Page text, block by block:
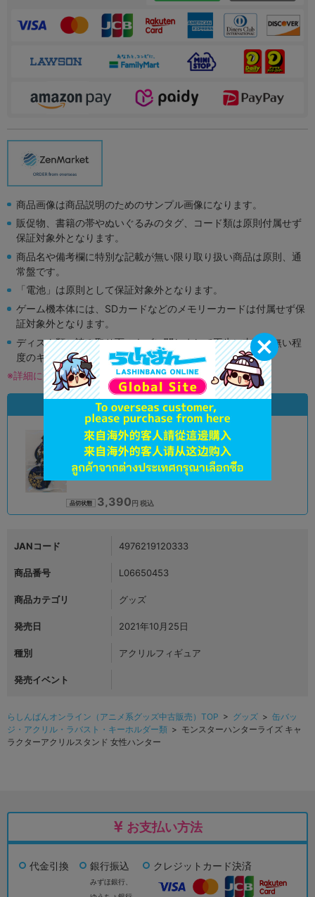
商品画像は商品説明のためのサンプル画像になります。
販促物、書籍の帯やぬいぐるみのタグ、コード類は原則付属せず
保証対象外となります。
商品名や備考欄に特別な記載が無い限り取り扱い商品は原則、通
常盤です。
「電池」は原則として保証対象外となります。
ゲーム機本体には、SDカードなどのメモリーカードは付属せず保
証対象外となります。
ディスク類の読み取り面のキズに関しまして再生に支障が無い程
度のキズがある場合がございます。
※詳細につきましてはコチラ
状態違いの同一商品
状態 :A
オンライン
品切状態 3,390円 税込
JANコード 4976219120333
商品番号 L06650453
商品カテゴリ グッズ
発売日 2021年10月25日
種別 アクリルフィギュア
発売イベント
らしんばんオンライン（アニメ系グッズ中古販売）TOP > グッズ > 缶バッ
ジ・アクリル・ラバスト・キーホルダー類 > モンスターハンターライズ キャ
ラクターアクリルスタンド 女性ハンター
お支払い方法
代金引換 銀行振込
みずほ銀行、
クレジットカード決済